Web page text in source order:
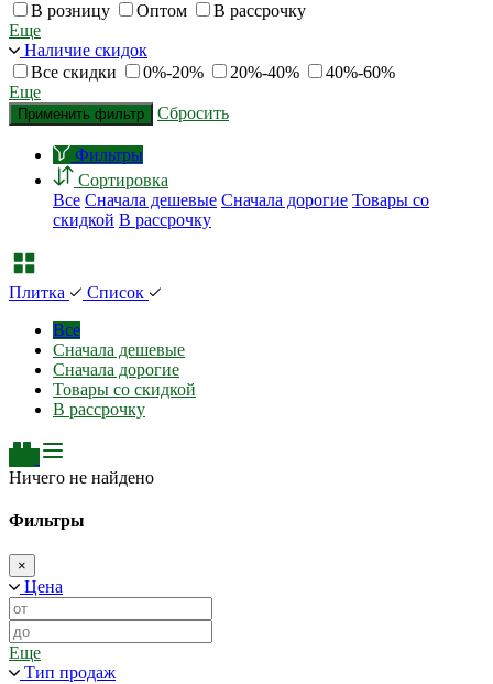
В розницу Оптом
В рассрочку
Еще
Наличие скидок
Все скидки
0%-20% 20%-40%
40%-60%
Еще
Применить фильтр Сбросить
Фильтры
Сортировка
Все Сначала дешевые Сначала дорогие Товары со
скидкой В рассрочку
Плитка
Список
Все
Сначала дешевые
Сначала дорогие
Товары со скидкой
В рассрочку
Ничего не найдено
Фильтры
×
Цена
Еще
Тип продаж